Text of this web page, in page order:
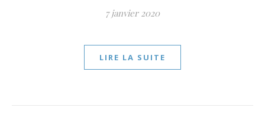
7 janvier 2020
LIRE LA SUITE